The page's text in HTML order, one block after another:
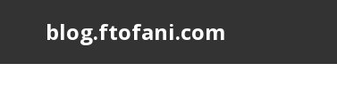
blog.ftofani.com